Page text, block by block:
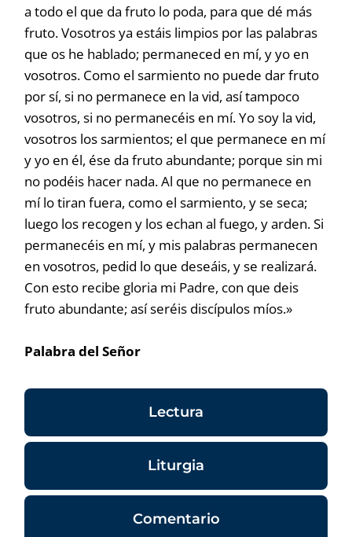
a todo el que da fruto lo poda, para que dé más
fruto. Vosotros ya estáis limpios por las palabras
que os he hablado; permaneced en mí, y yo en
vosotros. Como el sarmiento no puede dar fruto
por sí, si no permanece en la vid, así tampoco
vosotros, si no permanecéis en mí. Yo soy la vid,
vosotros los sarmientos; el que permanece en mí
y yo en él, ése da fruto abundante; porque sin mi
no podéis hacer nada. Al que no permanece en
mí lo tiran fuera, como el sarmiento, y se seca;
luego los recogen y los echan al fuego, y arden. Si
permanecéis en mí, y mis palabras permanecen
en vosotros, pedid lo que deseáis, y se realizará.
Con esto recibe gloria mi Padre, con que deis
fruto abundante; así seréis discípulos míos.»
Palabra del Señor
Lectura
Liturgia
Comentario